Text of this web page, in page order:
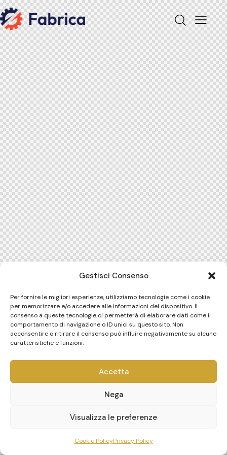
Gestisci Consenso
Per fornire le migliori esperienze, utilizziamo tecnologie come i cookie
per memorizzare e/o accedere alle informazioni del dispositivo. Il
consenso a queste tecnologie ci permetterà di elaborare dati come il
comportamento di navigazione o ID unici su questo sito. Non
acconsentire o ritirare il consenso può influire negativamente su alcune
caratteristiche e funzioni.
Accetta
Nega
Visualizza le preferenze
Cookie PolicyPrivacy Policy